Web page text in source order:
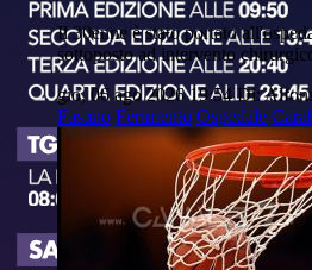
Il 30enne è stato portato
sottoposto ad intervento
gio, 06 ago 2026 19:54 Di:
Fasano Ferimento Ospedale